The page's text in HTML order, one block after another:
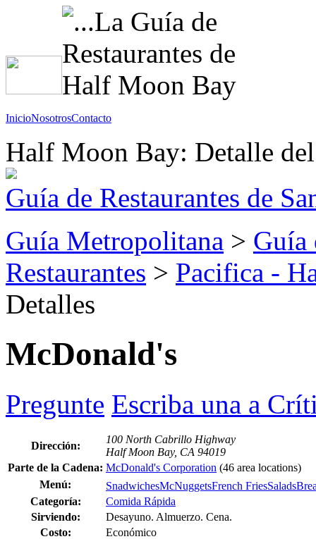
InicioNosotrosContacto
Half Moon Bay: Detalle del
Guía de Restaurantes de
Guía Metropolitana > Guía
Restaurantes > Pacifica -
Detalles
McDonald's
Pregunte Escriba una a
Dirección:
100 North Cabrillo Highway
Half Moon Bay, CA 94019
Parte de la Cadena: McDonald's Corporation (46 area locations)
Menú:
SnadwichesMcNuggetsFrench FriesSalads
Categoría:
Comida Rápida
Sirviendo:
Desayuno. Almuerzo. Cena.
Costo:
Económico